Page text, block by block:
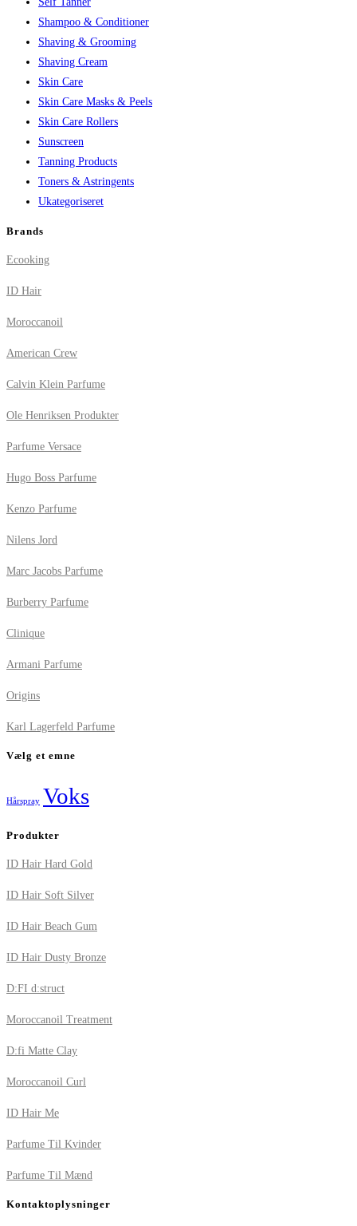
Shampoo & Conditioner
Shaving & Grooming
Shaving Cream
Skin Care
Skin Care Masks & Peels
Skin Care Rollers
Sunscreen
Tanning Products
Toners & Astringents
Ukategoriseret
Brands
Ecooking
ID Hair
Moroccanoil
American Crew
Calvin Klein Parfume
Ole Henriksen Produkter
Parfume Versace
Hugo Boss Parfume
Kenzo Parfume
Nilens Jord
Marc Jacobs Parfume
Burberry Parfume
Clinique
Armani Parfume
Origins
Karl Lagerfeld Parfume
Vælg et emne
Hårspray Voks
Produkter
ID Hair Hard Gold
ID Hair Soft Silver
ID Hair Beach Gum
ID Hair Dusty Bronze
D:FI d:struct
Moroccanoil Treatment
D:fi Matte Clay
Moroccanoil Curl
ID Hair Me
Parfume Til Kvinder
Parfume Til Mænd
Kontaktoplysninger